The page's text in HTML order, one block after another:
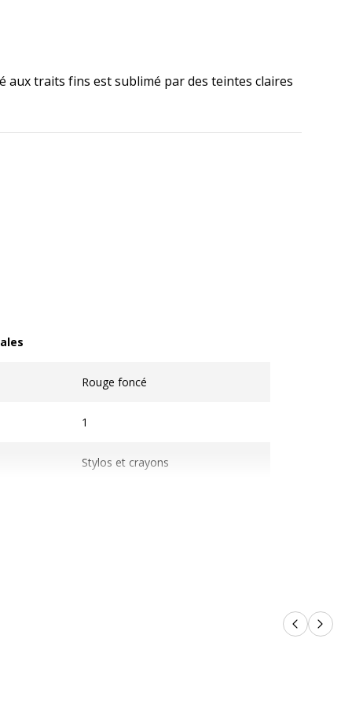
aux traits fins est sublimé par des teintes claires
Rouge foncé
1
Stylos et crayons
Produits